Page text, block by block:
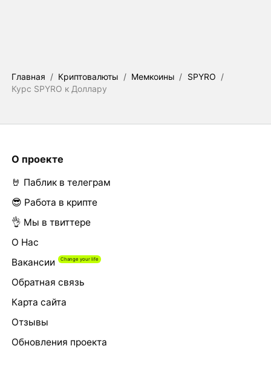
Главная / Криптовалюты / Мемкоины / SPYRO /
Курс SPYRO к Доллару
О проекте
🤘 Паблик в телеграм
😎 Работа в крипте
👌 Мы в твиттере
О Нас
Вакансии
Обратная связь
Карта сайта
Отзывы
Обновления проекта